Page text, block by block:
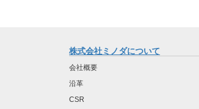
株式会社ミノダについて
会社概要
沿革
CSR